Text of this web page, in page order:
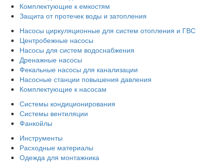
Комплектующие к емкостям
Защита от протечек воды и затопления
Насосы циркуляционные для систем отопления и ГВС
Центробежные насосы
Насосы для систем водоснабжения
Дренажные насосы
Фекальные насосы для канализации
Насосные станции повышения давления
Комплектующие к насосам
Системы кондиционирования
Системы вентиляции
Фанкойлы
Инструменты
Расходные материалы
Одежда для монтажника